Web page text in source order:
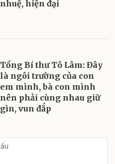
nhuệ, hiện đại
Tổng Bí thư Tô Lâm: Đây
là ngôi trường của con
em mình, bà con mình
nên phải cùng nhau giữ
gìn, vun đắp